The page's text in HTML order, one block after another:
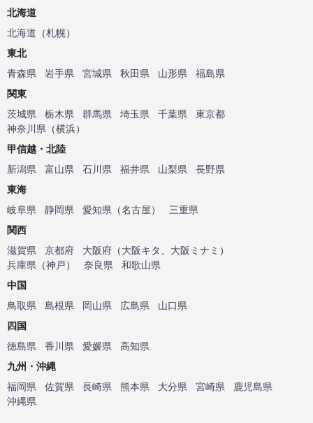
北海道
北海道 （札幌）
東北
青森県
岩手県 宮城県 秋田県 山形県
福島県
関東
茨城県
栃木県 群馬県 埼玉県 千葉県
東京都
神奈川県 （横浜）
甲信越・北陸
新潟県
富山県 石川県 福井県 山梨県
長野県
東海
岐阜県
静岡県 愛知県 （名古屋）
三重県
関西
滋賀県
京都府 大阪府 （大阪キタ 大阪ミナミ ）
兵庫県 （神戸） 奈良県
和歌山県
中国
鳥取県
島根県 岡山県 広島県
山口県
四国
徳島県
香川県 愛媛県
高知県
九州・沖縄
福岡県
佐賀県 長崎県 熊本県 大分県 宮崎県
鹿児島県
沖縄県